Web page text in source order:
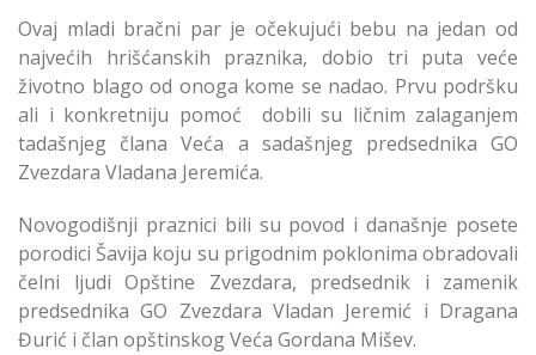
Ovaj mladi bračni par je očekujući bebu na jedan od
najvećih hrišćanskih praznika, dobio tri puta veće
životno blago od onoga kome se nadao. Prvu podršku
ali i konkretniju pomoć dobili su ličnim zalaganjem
tadašnjeg člana Veća a sadašnjeg predsednika GO
Zvezdara Vladana Jeremića.
Novogodišnji praznici bili su povod i današnje posete
porodici Šavija koju su prigodnim poklonima obradovali
čelni ljudi Opštine Zvezdara, predsednik i zamenik
predsednika GO Zvezdara Vladan Jeremić i Dragana
Đurić i član opštinskog Veća Gordana Mišev.